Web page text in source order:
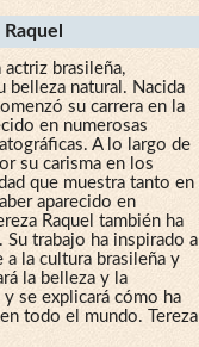
actriz brasileña,
belleza natural. Nacida
su carrera en la
en numerosas
A lo largo de
su carisma en los
que muestra tanto en
aparecido en
Raquel también ha
trabajo ha inspirado a
la cultura brasileña y
la belleza y la
se explicará cómo ha
todo el mundo. Tereza